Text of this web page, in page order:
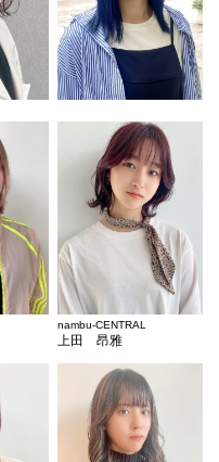
nambu-CENTRAL
上田 昂雅